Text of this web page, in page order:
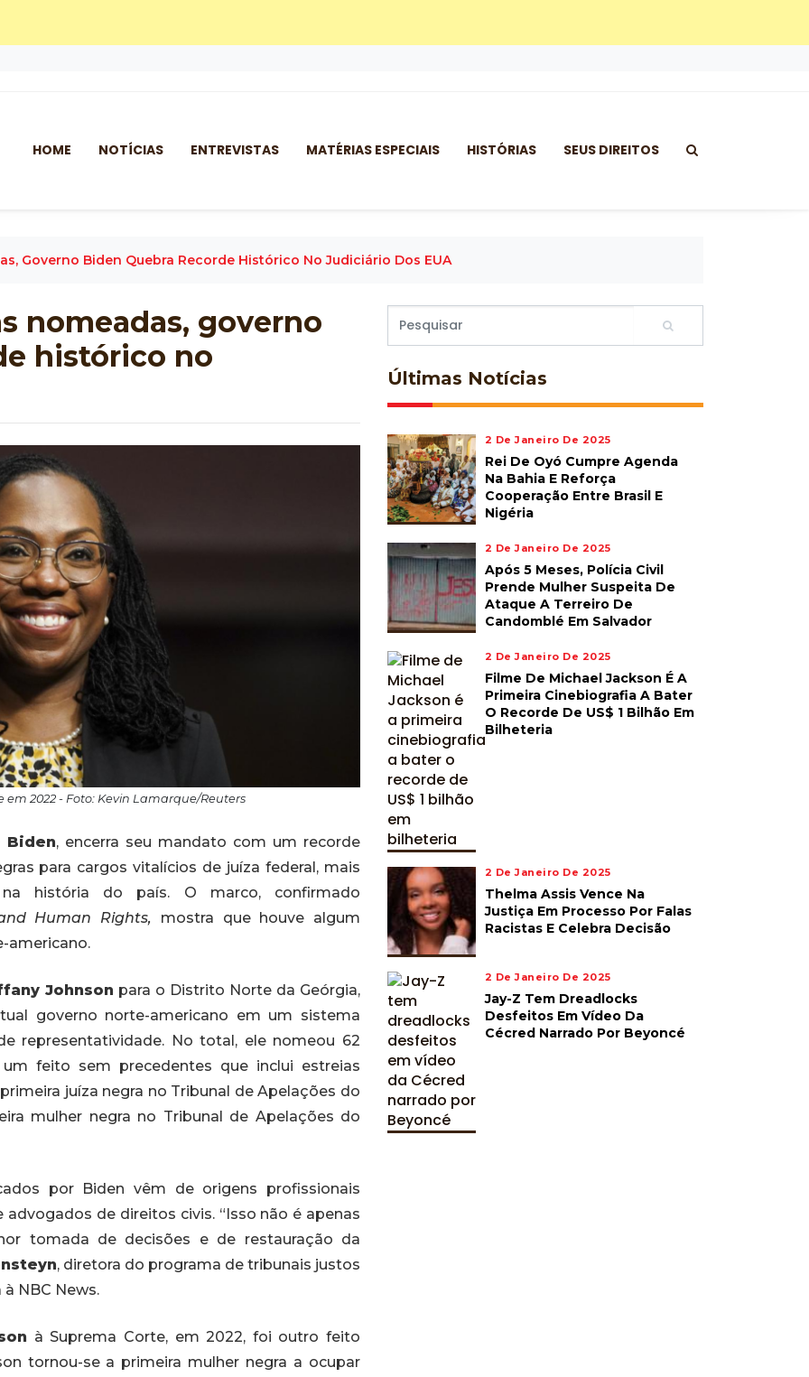
HOME NOTÍCIAS ENTREVISTAS MATÉRIAS ESPECIAIS HISTÓRIAS SEUS DIREITOS
Governo Biden Quebra Recorde Histórico No Judiciário Dos EUA
nomeadas, governo
histórico no
2022 - Foto: Kevin Lamarque/Reuters
Biden, encerra seu mandato com um recorde
para cargos vitalícios de juíza federal, mais
história do país. O marco, confirmado
Human Rights, mostra que houve algum
americano.
Johnson para o Distrito Norte da Geórgia,
governo norte-americano em um sistema
representatividade. No total, ele nomeou 62
feito sem precedentes que inclui estreias
primeira juíza negra no Tribunal de Apelações do
mulher negra no Tribunal de Apelações do
por Biden vêm de origens profissionais
de direitos civis. “Isso não é apenas
tomada de decisões e de restauração da
, diretora do programa de tribunais justos
NBC News.
à Suprema Corte, em 2022, foi outro feito
tornou-se a primeira mulher negra a ocupar
Últimas Notícias
2 De Janeiro De 2025
Rei De Oyó Cumpre Agenda
Na Bahia E Reforça
Cooperação Entre Brasil E
Nigéria
2 De Janeiro De 2025
Após 5 Meses, Polícia Civil
Prende Mulher Suspeita De
Ataque A Terreiro De
Candomblé Em Salvador
2 De Janeiro De 2025
Filme De Michael Jackson É A
Primeira Cinebiografia A Bater
O Recorde De US$ 1 Bilhão Em
Bilheteria
2 De Janeiro De 2025
Thelma Assis Vence Na
Justiça Em Processo Por Falas
Racistas E Celebra Decisão
2 De Janeiro De 2025
Jay-Z Tem Dreadlocks
Desfeitos Em Vídeo Da
Cécred Narrado Por Beyoncé